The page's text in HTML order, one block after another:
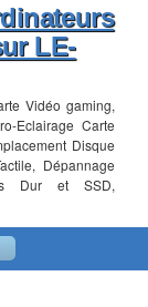
LE-
Vidéo gaming,
Eclairage Carte
Disque
Dépannage
Dur et SSD,